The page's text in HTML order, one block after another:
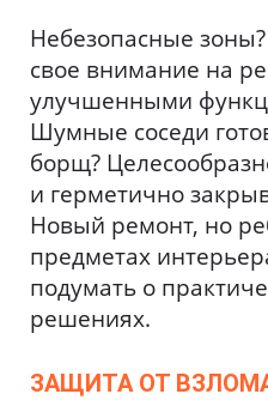
Небезопасные
свое внимание на
улучшенными
Шумные соседи
борщ?
и герметично
Новый ремонт, но
предметах
подумать о
решениях.
ЗАЩИТА ОТ